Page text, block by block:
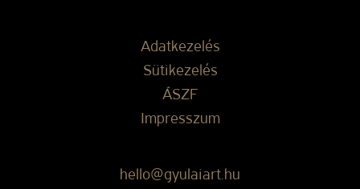
Adatkezelés
Sütikezelés
ÁSZF
Impresszum
hello@gyulaiart.hu